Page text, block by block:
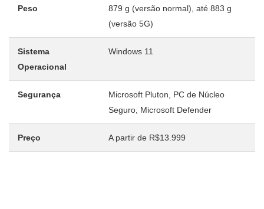
Peso
879 g (versão normal), até 883 g
(versão 5G)
Sistema
Operacional
Windows 11
Segurança
Microsoft Pluton, PC de Núcleo
Seguro, Microsoft Defender
Preço A partir de R$13.999